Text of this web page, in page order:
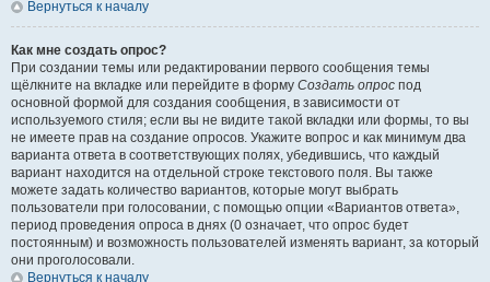
Вернуться к началу
Как мне создать опрос?
При создании темы или редактировании первого сообщения темы
щёлкните на вкладке или перейдите в форму Создать опрос под
основной формой для создания сообщения, в зависимости от
используемого стиля; если вы не видите такой вкладки или формы, то вы
не имеете прав на создание опросов. Укажите вопрос и как минимум два
варианта ответа в соответствующих полях, убедившись, что каждый
вариант находится на отдельной строке текстового поля. Вы также
можете задать количество вариантов, которые могут выбрать
пользователи при голосовании, с помощью опции «Вариантов ответа»,
период проведения опроса в днях (0 означает, что опрос будет
постоянным) и возможность пользователей изменять вариант, за который
они проголосовали.
Вернуться к началу